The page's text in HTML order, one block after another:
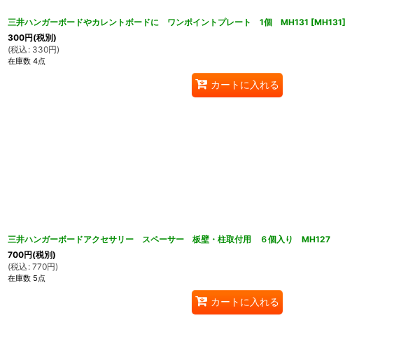
三井ハンガーボードやカレントボードに ワンポイントプレート 1個 MH131 [MH131]
300円(税別)
(税込 : 330円)
在庫数 4点
カートに入れる
三井ハンガーボードアクセサリー スペーサー 板壁・柱取付用 ６個入り MH127
700円(税別)
(税込 : 770円)
在庫数 5点
カートに入れる